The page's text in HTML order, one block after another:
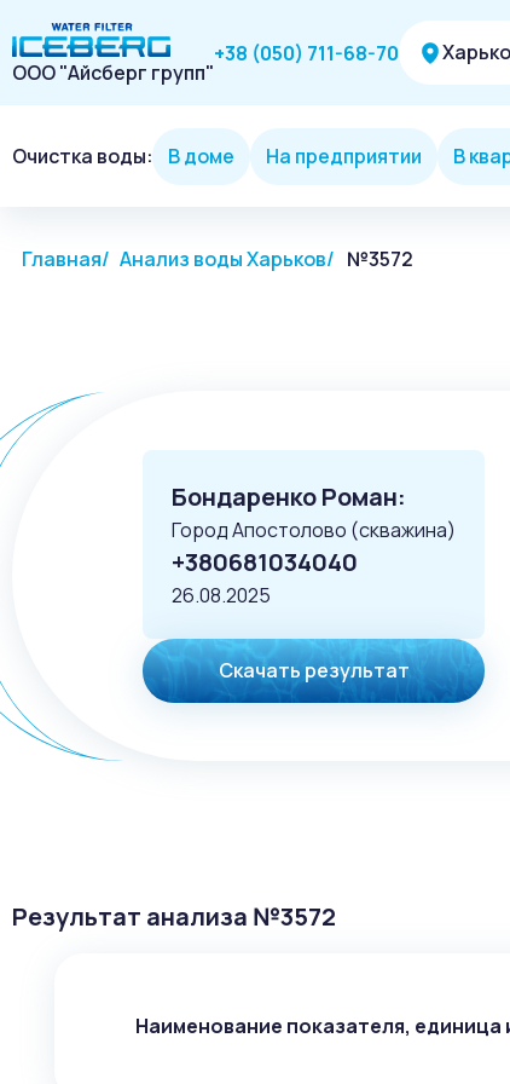
ООО "Айсберг групп"
+38 (050) 711-68-70
Очистка воды: В доме На предприятии В
Главная Анализ воды Харьков №3572
Бондаренко Роман:
Город Апостолово (скважина)
+380681034040
26.08.2025
Скачать результат
Результат анализа №3572
Наименование показателя, единица